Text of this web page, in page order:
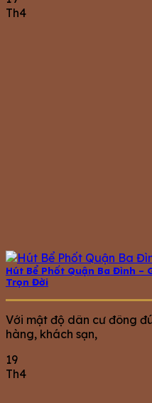
Th4
Hút Bể Phốt Quận Ba Đình –
Trọn Đời
Với mật độ dân cư đông
hàng, khách sạn,
19
Th4